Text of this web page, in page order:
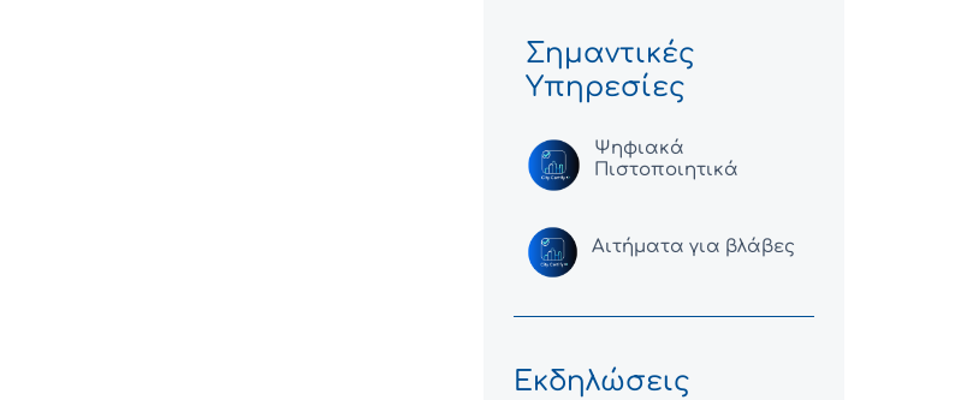
Σημαντικές
Υπηρεσίες
Ψηφιακά
Πιστοποιητικά
Αιτήματα για βλάβες
Εκδηλώσεις